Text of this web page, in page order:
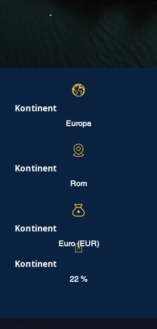
Kontinent
Europa
Kontinent
Rom
Kontinent
Euro (EUR)
Kontinent
22 %